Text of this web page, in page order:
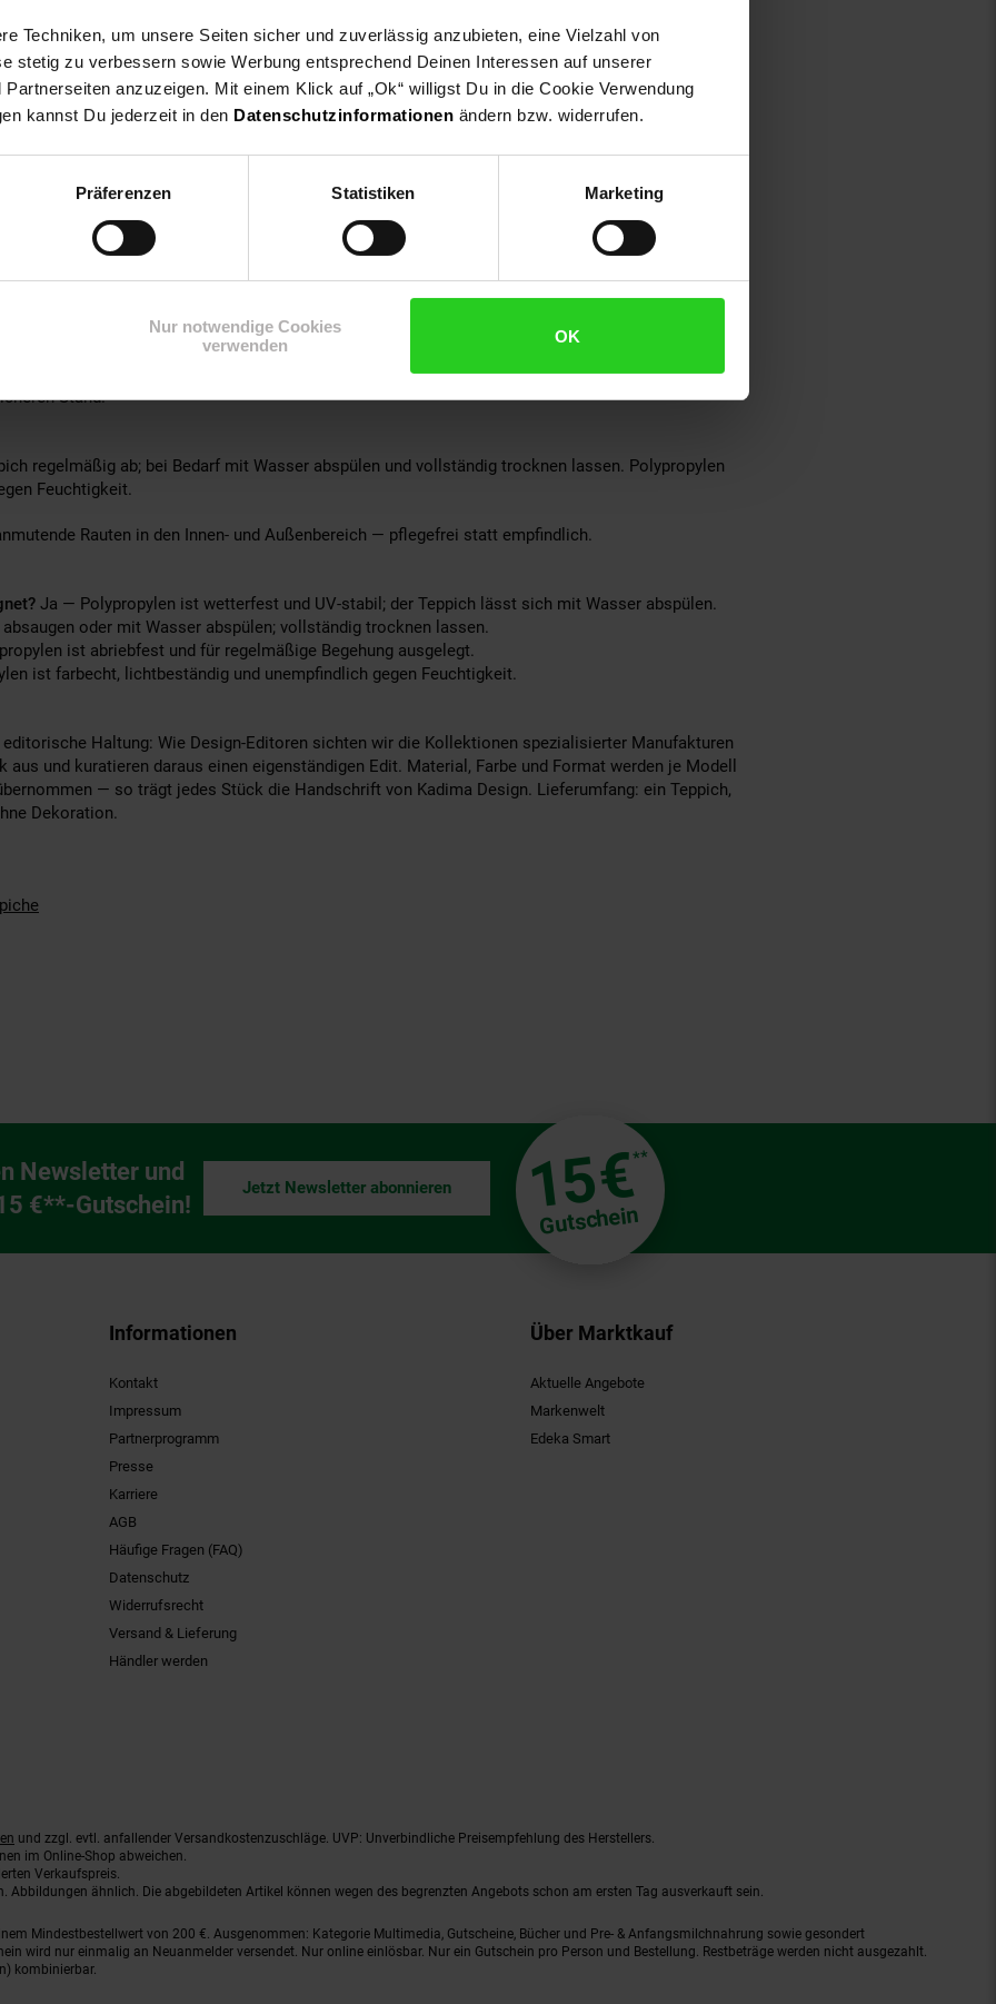
Techniken, um unsere Seiten sicher und zuverlässig anzubieten, eine Vielzahl von
stetig zu verbessern sowie Werbung entsprechend Deinen Interessen auf unserer
anzuzeigen. Mit einem Klick auf „Ok“ willigst Du in die Cookie Verwendung
kannst Du jederzeit in den Datenschutzinformationen ändern bzw. widerrufen.
Präferenzen Statistiken Marketing
Nur notwendige Cookies
verwenden
OK
reines Polypropylen — wetterfest, UV-beständig und unkompliziert abspülbar, mitsamt dem
Rautenbild auch im Außeneinsatz stabil.
sich mit Wasser abspülen. Auch im Objektbereich (Gastronomie-Außenflächen, Empfang)
diese Ausführung als großflächige Basis unter einer kompletten Sitzlandschaft. Die gesamte
Ausrollen flach ruhen; leichte Rollspuren glätten sich von selbst. Auf glatten Böden sorgt eine
Stand.
regelmäßig ab; bei Bedarf mit Wasser abspülen und vollständig trocknen lassen. Polypropylen
Feuchtigkeit.
Rauten in den Innen- und Außenbereich — pflegefrei statt empfindlich.
Ja — Polypropylen ist wetterfest und UV-stabil; der Teppich lässt sich mit Wasser abspülen.
absaugen oder mit Wasser abspülen; vollständig trocknen lassen.
ist abriebfest und für regelmäßige Begehung ausgelegt.
ist farbecht, lichtbeständig und unempfindlich gegen Feuchtigkeit.
Haltung: Wie Design-Editoren sichten wir die Kollektionen spezialisierter Manufakturen
und kuratieren daraus einen eigenständigen Edit. Material, Farbe und Format werden je Modell
— so trägt jedes Stück die Handschrift von Kadima Design. Lieferumfang: ein Teppich,
Dekoration.
Newsletter und
€**-Gutschein!
15€**
Gutschein
Jetzt Newsletter abonnieren
Informationen
Kontakt
Impressum
Partnerprogramm
Presse
Karriere
AGB
Häufige Fragen (FAQ)
Datenschutz
Widerrufsrecht
Versand & Lieferung
Händler werden
Über Marktkauf
Aktuelle Angebote
Markenwelt
Edeka Smart
und zzgl. evtl. anfallender Versandkostenzuschläge. UVP: Unverbindliche Preisempfehlung des Herstellers.
im Online-Shop abweichen.
Verkaufspreis.
ähnlich. Die abgebildeten Artikel können wegen des begrenzten Angebots schon am ersten Tag ausverkauft sein.
Mindestbestellwert von 200 €. Ausgenommen: Kategorie Multimedia, Gutscheine, Bücher und Pre- & Anfangsmilchnahrung sowie gesondert
wird nur einmalig an Neuanmelder versendet. Nur online einlösbar. Nur ein Gutschein pro Person und Bestellung. Restbeträge werden nicht ausgezahlt.
kombinierbar.